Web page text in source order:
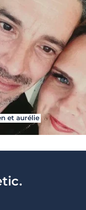
et aurélie